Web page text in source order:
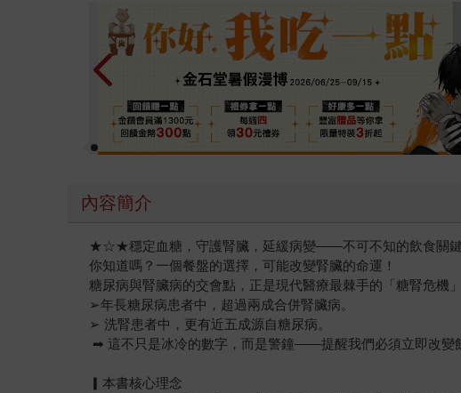
內容簡介
★☆★穩定血糖，守護腎臟，延緩病變——不可不知的飲食
你知道嗎？一個餐盤的選擇，可能改變腎臟的命運！
糖尿病與腎臟病的交會點，正是現代醫療最棘手的「糖腎危機
➢年長糖尿病患者中，超過兩成合併腎臟病。
➢ 洗腎患者中，更有近五成源自糖尿病。
➡ 這不只是冰冷的數字，而是警鐘——提醒我們必須立即改變
▎本書核心理念